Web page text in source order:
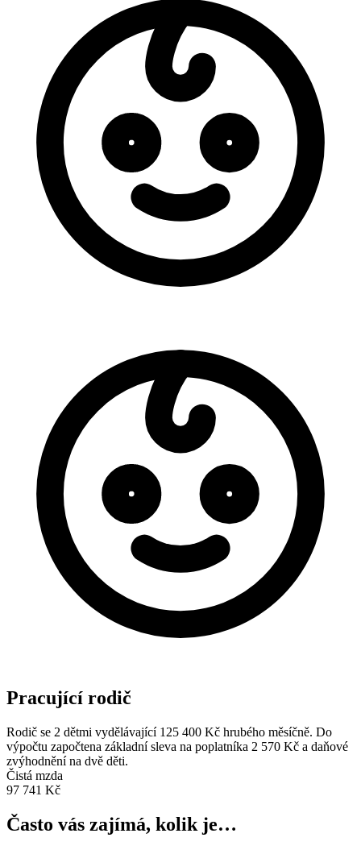
Pracující rodič
Rodič se 2 dětmi vydělávající 125 400 Kč hrubého měsíčně. Do
výpočtu započtena základní sleva na poplatníka 2 570 Kč a daňové
zvýhodnění na dvě děti.
Čistá mzda
97 741 Kč
Často vás zajímá, kolik je…